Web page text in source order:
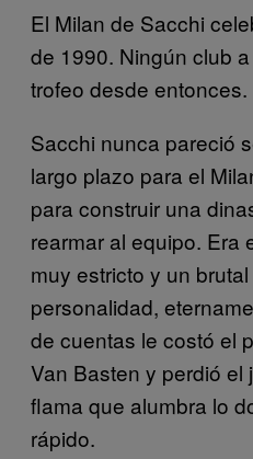
El Milan de Sacchi
de 1990. Ningún club
trofeo desde entonces.
Sacchi nunca pareció
largo plazo para el
para construir una
rearmar al equipo. Era
muy estricto y un
personalidad,
de cuentas le costó el
Van Basten y perdió el
flama que alumbra lo
rápido.